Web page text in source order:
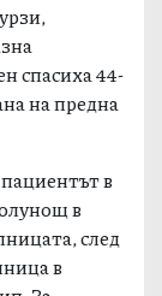
спасиха 44-
на предна
в
в
след
в